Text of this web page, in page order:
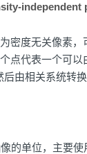
independent
密度无关像素，
点代表一个可
由相关系统转换
的单位，主要